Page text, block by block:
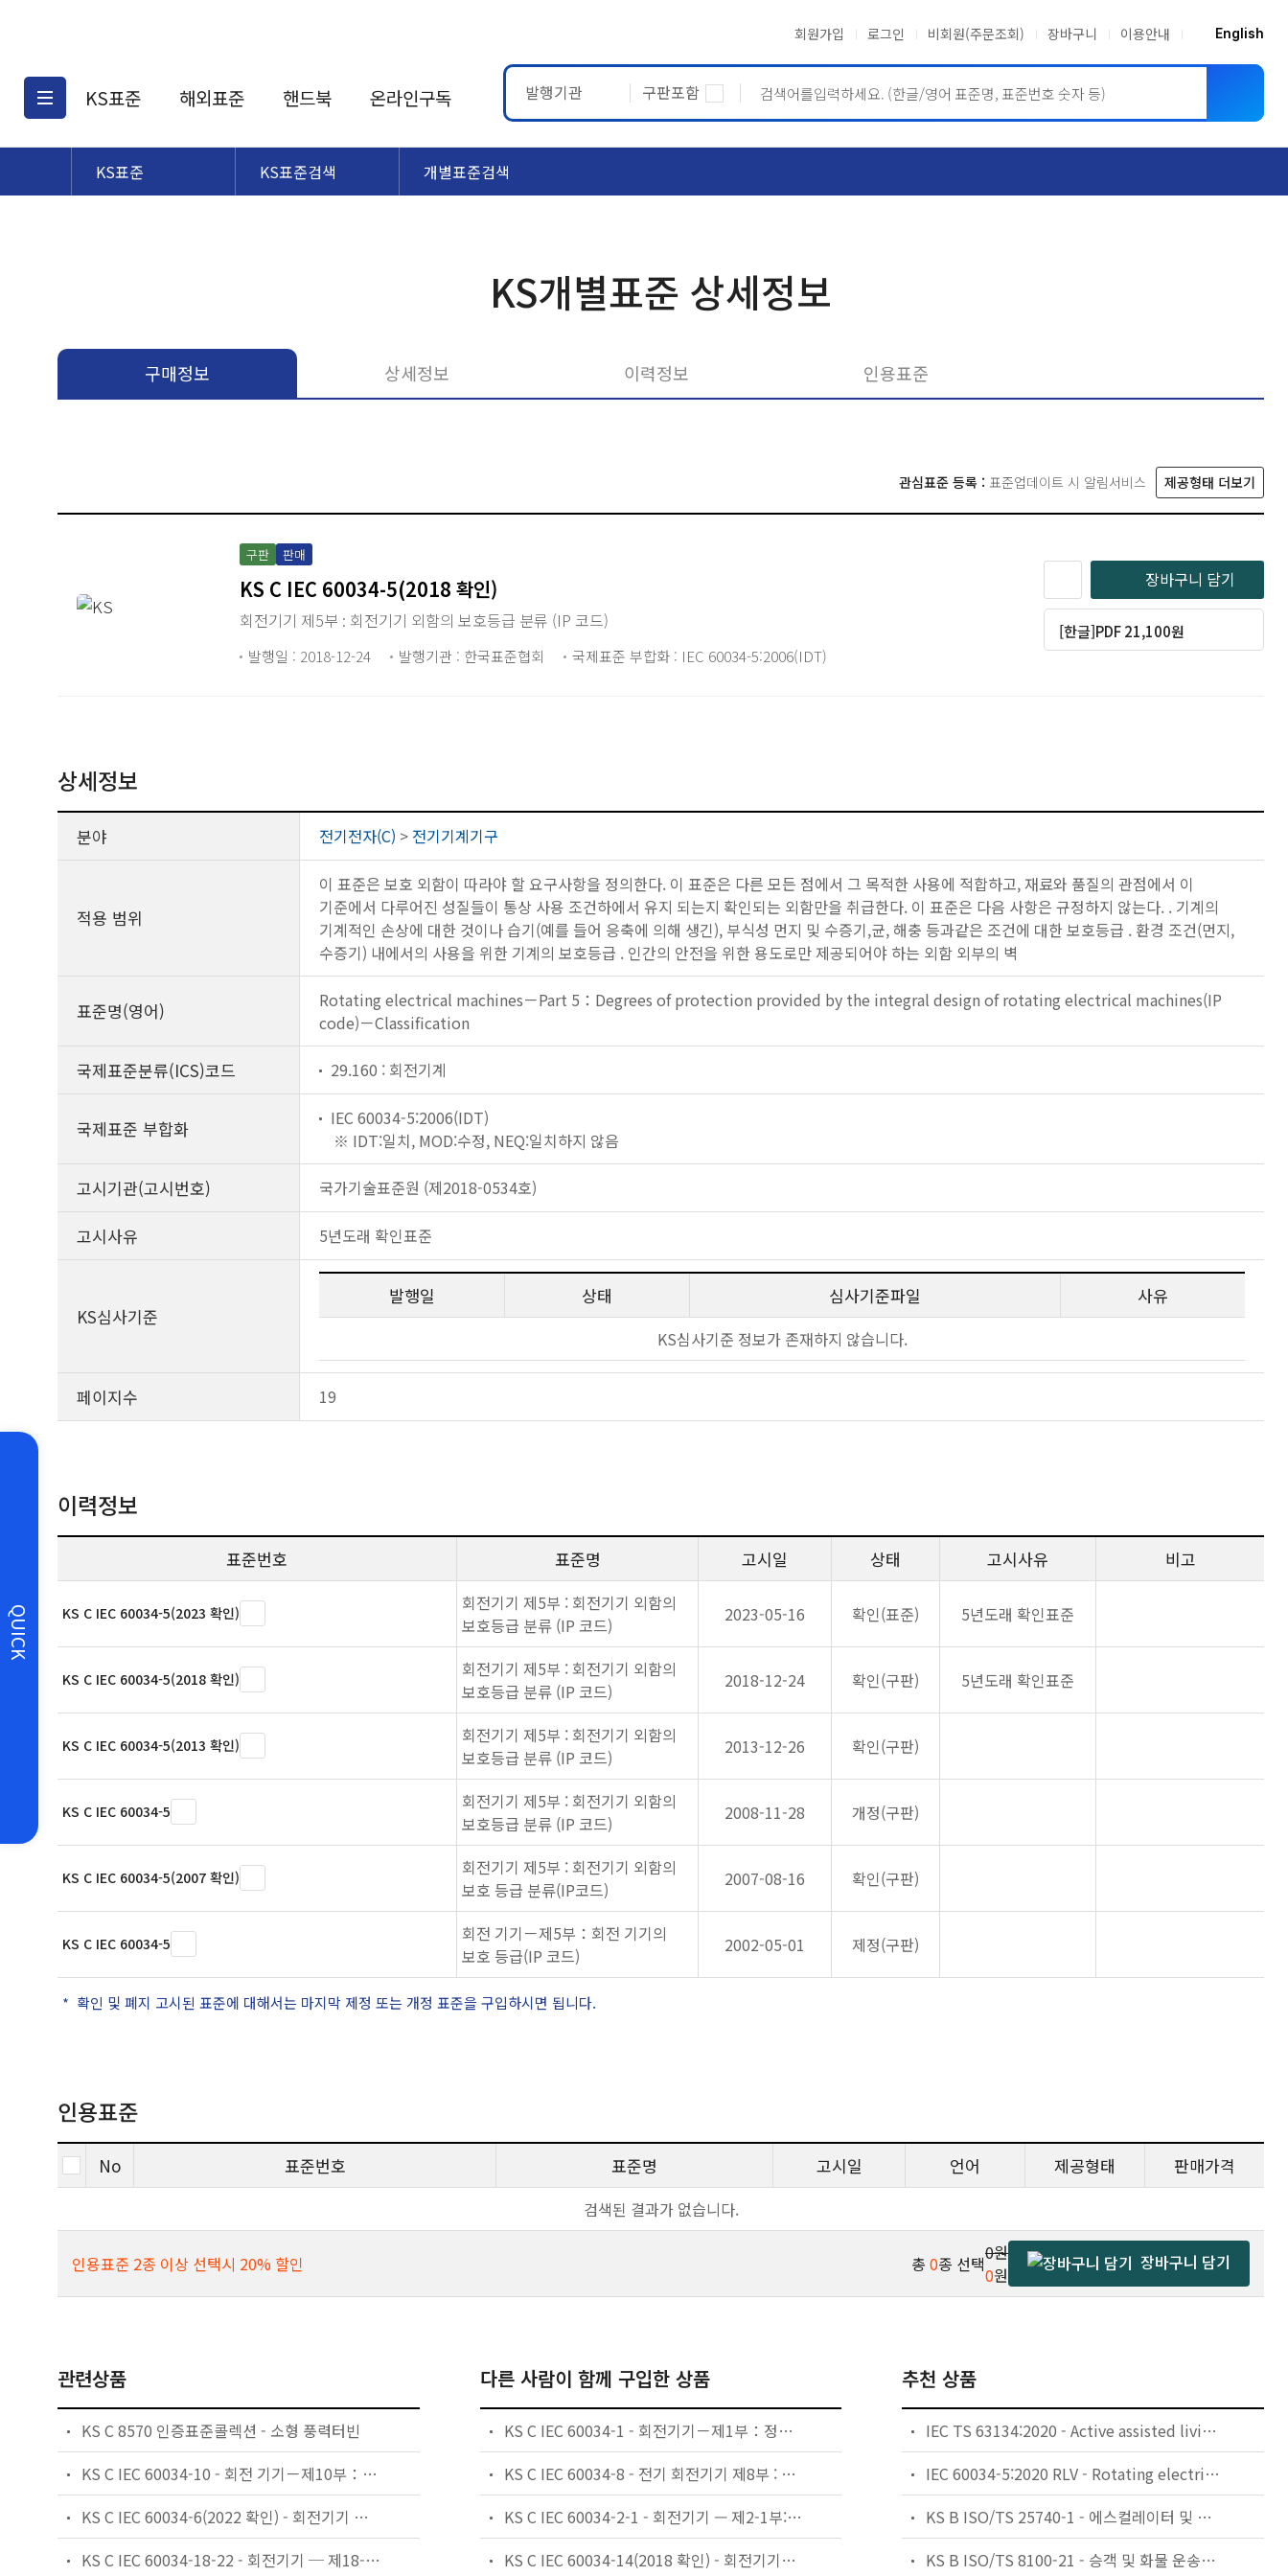
회원가입 로그인 비회원(주문조회) 장바구니 이용안내 English
KS표준
KS표준검색
해외표준
해외표준검색
핸드북 온라인구독 발행기관 구판포함
QUICK
KS표준 KS표준검색 개별표준검색
KS개별표준 상세정보
구매정보 상세정보 이력정보 인용표준
관심표준 등록 : 표준업데이트 시 알림서비스 제공형태 더보기
구판 판매
KS C IEC 60034-5(2018 확인)
회전기기 제5부 : 회전기기 외함의 보호등급 분류 (IP 코드)
발행일 : 2018-12-24 발행기관 : 한국표준협회 국제표준 부합화 : IEC 60034-5:2006(IDT)
장바구니 담기
[한글]PDF 21,100원
상세정보
분야 전기전자(C) > 전기기계기구
적용 범위
이 표준은 보호 외함이 따라야 할 요구사항을 정의한다. 이 표준은 다른 모든 점에서 그 목적한 사용에 적합하고, 재료와 품질의 관점에서 이
기준에서 다루어진 성질들이 통상 사용 조건하에서 유지 되는지 확인되는 외함만을 취급한다. 이 표준은 다음 사항은 규정하지 않는다. . 기계의
기계적인 손상에 대한 것이나 습기(예를 들어 응축에 의해 생긴), 부식성 먼지 및 수증기,균, 해충 등과같은 조건에 대한 보호등급 . 환경 조건(먼지,
수증기) 내에서의 사용을 위한 기계의 보호등급 . 인간의 안전을 위한 용도로만 제공되어야 하는 외함 외부의 벽
표준명(영어)
Rotating electrical machines－Part 5：Degrees of protection provided by the integral design of rotating electrical machines(IP
code)－Classification
국제표준분류(ICS)코드 29.160 : 회전기계
국제표준 부합화
IEC 60034-5:2006(IDT)
※ IDT:일치, MOD:수정, NEQ:일치하지 않음
고시기관(고시번호) 국가기술표준원 (제2018-0534호)
고시사유 5년도래 확인표준
KS심사기준
발행일 상태 심사기준파일 사유
KS심사기준 정보가 존재하지 않습니다.
페이지수 19
이력정보
표준번호 표준명 고시일 상태 고시사유 비고
KS C IEC 60034-5(2023 확인)
회전기기 제5부 : 회전기기 외함의
보호등급 분류 (IP 코드)
2023-05-16 확인(표준) 5년도래 확인표준
KS C IEC 60034-5(2018 확인)
회전기기 제5부 : 회전기기 외함의
보호등급 분류 (IP 코드)
2018-12-24 확인(구판) 5년도래 확인표준
KS C IEC 60034-5(2013 확인)
회전기기 제5부 : 회전기기 외함의
보호등급 분류 (IP 코드)
2013-12-26 확인(구판)
KS C IEC 60034-5
회전기기 제5부 : 회전기기 외함의
보호등급 분류 (IP 코드)
2008-11-28 개정(구판)
KS C IEC 60034-5(2007 확인)
회전기기 제5부 : 회전기기 외함의
보호 등급 분류(IP코드)
2007-08-16 확인(구판)
KS C IEC 60034-5
회전 기기－제5부：회전 기기의
보호 등급(IP 코드)
2002-05-01 제정(구판)
확인 및 폐지 고시된 표준에 대해서는 마지막 제정 또는 개정 표준을 구입하시면 됩니다.
인용표준
No 표준번호 표준명 고시일 언어 제공형태 판매가격
검색된 결과가 없습니다.
인용표준 2종 이상 선택시 20% 할인 총 0종 선택0원
0원
장바구니 담기
관련상품
KS C 8570 인증표준콜렉션 - 소형 풍력터빈
KS C IEC 60034-10 - 회전 기기－제10부：동기기에 대한 일반 사항
KS C IEC 60034-6(2022 확인) - 회전기기 제6부 : 냉각방법(IC코드)
KS C IEC 60034-18-22 - 회전기기 ─ 제18-22부: 절연시스템의 기능적 평가 ─ 권선형의 시험절차 ─ 절연성분 교환 및 대체의 분류
다른 사람이 함께 구입한 상품
KS C IEC 60034-1 - 회전기기－제1부：정격 및 성능
KS C IEC 60034-8 - 전기 회전기기 제8부 : 회전기기의 회전 방향과 단자표시
KS C IEC 60034-2-1 - 회전기기 — 제2-1부: 손실 및 효율을 측정하는 표준 시험방법(견인용 모터 제외)
KS C IEC 60034-14(2018 확인) - 회전기기－제14부：56 mm 이상의 축 높이를 갖는 회전기기의 기계적 진동－측정, 평가 및 진동 한도
추천 상품
IEC TS 63134:2020 - Active assisted living (AAL) use cases
IEC 60034-5:2020 RLV - Rotating electrical machines - Part 5: Degrees of protection provided by the integral design of rotating electrical machines (IP code) - Classification
KS B ISO/TS 25740-1 - 에스컬레이터 및 무빙워크에 대한 안전요건 — 제1부: 세계공통 필수 안전요건(GESRs)
KS B ISO/TS 8100-21 - 승객 및 화물 운송용 엘리베이터 —제21부: 세계공통 필수안전요건(GESRs)을 충족하는 세계공통 안전 파라미터(GSPs)